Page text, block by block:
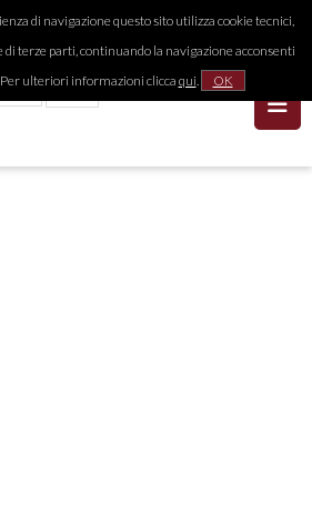
di navigazione questo sito utilizza cookie tecnici,
di terze parti, continuando la navigazione acconsenti
ulteriori informazioni clicca qui. OK